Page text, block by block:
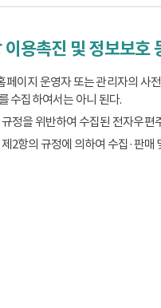
이용촉진 및 정보보호
페이지 운영자 또는 관리자의 사
수집하여서는 아니 된다.
정을 위반하여 수집된 전자우편
2항의 규정에 의하여 수집·판